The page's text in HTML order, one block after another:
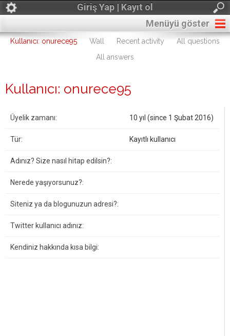
Giriş Yap | Kayıt ol
Menüyü göster
Kullanıcı: onurece95 Wall Recent activity
All questions
All answers
Kullanıcı: onurece95
Üyelik zamanı: 10 yıl (since 1 Şubat 2016)
Tür: Kayıtlı kullanıcı
Adınız? Size nasıl hitap edilsin?:
Nerede yaşıyorsunuz?:
Siteniz ya da blogunuzun adresi?:
Twitter kullanıcı adınız:
Kendiniz hakkında kısa bilgi: